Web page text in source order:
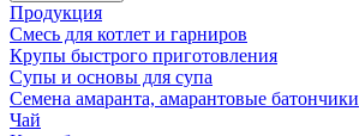
Продукция
Смесь для котлет и гарниров
Крупы быстрого приготовления
Супы и основы для супа
Семена амаранта, амарантовые батончики
Чай